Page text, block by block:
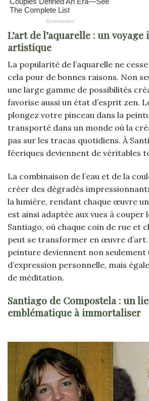
L’art de l’aquarelle : un
artistique
La popularité de l’aquarelle ne
cela pour de bonnes raisons. Non
une large gamme de possibilités
favorise aussi un état d’esprit zen.
plongez votre pinceau dans la
transporté dans un monde où la
pas sur les tracas quotidiens. À
féeriques deviennent de véritables
La combinaison de l’eau et de la
créer des dégradés
la lumière, rendant chaque œuvre
est ainsi adaptée aux vues à couper
Santiago, où chaque coin de rue et
peut se transformer en œuvre d’art.
peinture deviennent non seulement
d’expression personnelle, mais
de méditation.
Santiago de Compostela : un
emblématique à immortaliser